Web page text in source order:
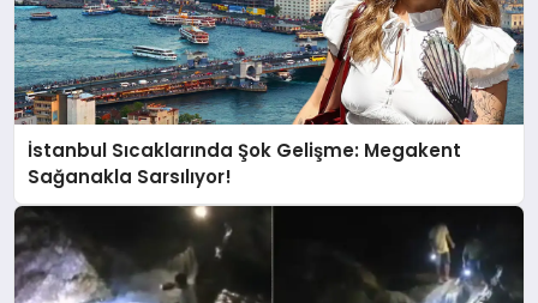
İstanbul Sıcaklarında Şok Gelişme: Megakent
Sağanakla Sarsılıyor!